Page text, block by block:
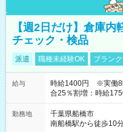
【週2日だけ】倉庫
チェック・検品
派遣 職種未経験OK ブラン
給与
時給1400円 ※実働8
合25％割増：時給
勤務地
千葉県船橋市
南船橋駅から徒歩10